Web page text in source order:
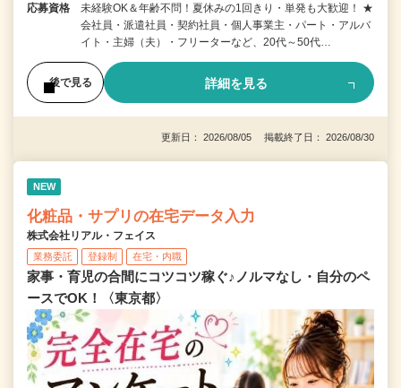
応募資格
未経験OK＆年齢不問！夏休みの1回きり・単発も大歓迎！ ★
会社員・派遣社員・契約社員・個人事業主・パート・アルバ
イト・主婦（夫）・フリーターなど、20代～50代…
後で見る 詳細を見る
更新日： 2026/08/05 掲載終了日： 2026/08/30
NEW
化粧品・サプリの在宅データ入力
株式会社リアル・フェイス
業務委託 登録制 在宅・内職
家事・育児の合間にコツコツ稼ぐ♪ノルマなし・自分のペ
ースでOK！〈東京都〉